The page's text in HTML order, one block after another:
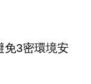
免3密環境安